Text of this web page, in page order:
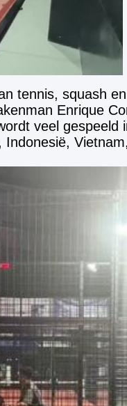
tennis, squash
Enrique
veel gespeeld